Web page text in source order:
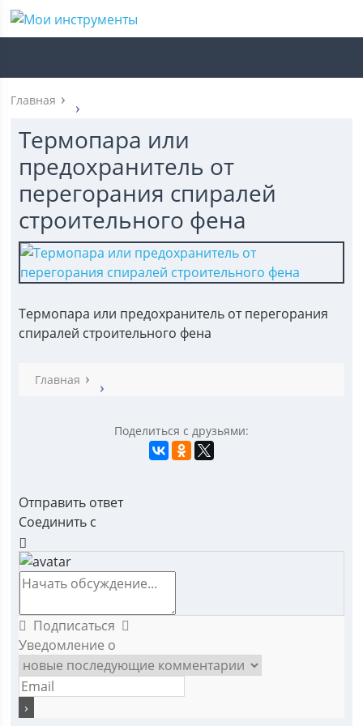
Главная
Термопара или
предохранитель от
перегорания спиралей
строительного фена
Термопара или предохранитель от перегорания
спиралей строительного фена
Главная
Поделиться с друзьями:
Отправить ответ
Соединить с
Подписаться
Уведомление о